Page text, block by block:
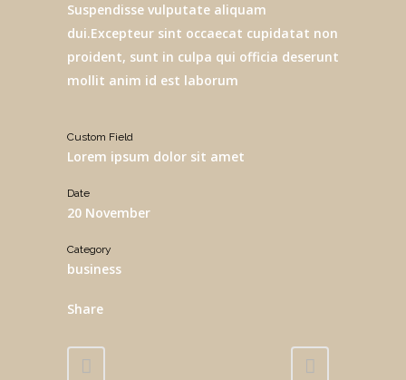
Suspendisse vulputate aliquam
dui.Excepteur sint occaecat cupidatat non
proident, sunt in culpa qui officia deserunt
mollit anim id est laborum
Custom Field
Lorem ipsum dolor sit amet
Date
20 November
Category
business
Share